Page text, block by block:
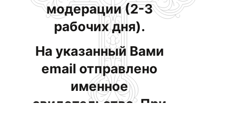
модерации (2-3
рабочих дня).
На указанный Вами
email отправлено
именное
свидетельство. При